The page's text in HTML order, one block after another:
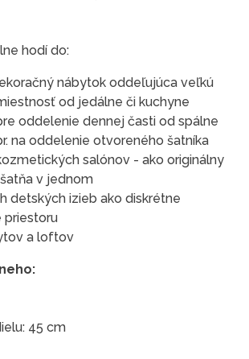
hodí do:
nábytok oddeľujúca veľkú
od jedálne či kuchyne
oddelenie dennej časti od spálne
na oddelenie otvoreného šatníka
salónov - ako originálny
v jednom
detských izieb ako diskrétne
priestoru
a loftov
45 cm